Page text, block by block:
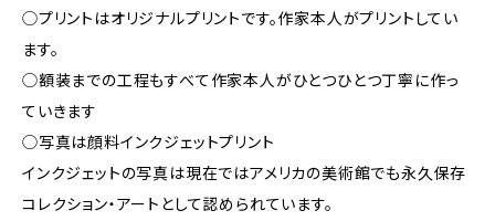
◯プリントはオリジナルプリントです。作家本人がプリントしてい
ます。
◯額装までの工程もすべて作家本人がひとつひとつ丁寧に作っ
ていきます
◯写真は顔料インクジェットプリント
インクジェットの写真は現在ではアメリカの美術館でも永久保存
コレクション・アートとして認められています。